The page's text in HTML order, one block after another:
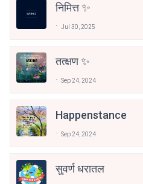
निमित्त ✨
Jul 30, 2025
तत्क्षण ✨
Sep 24, 2024
Happenstance
Sep 24, 2024
सुवर्ण धरातल